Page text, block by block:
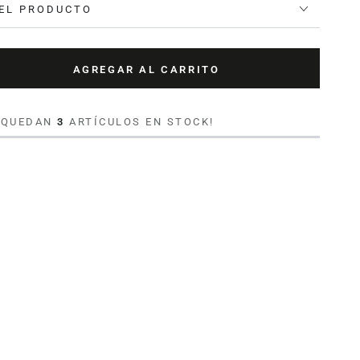
PRODUCTO
AGREGAR AL CARRITO
3 ARTÍCULOS EN STOCK!